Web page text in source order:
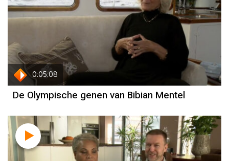
0:05:08
Bibian Mentel
De Olympische genen van Bibian Mentel